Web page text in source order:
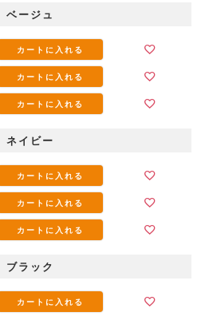
ベージュ
カートに入れる
カートに入れる
カートに入れる
ネイビー
カートに入れる
カートに入れる
カートに入れる
ブラック
カートに入れる